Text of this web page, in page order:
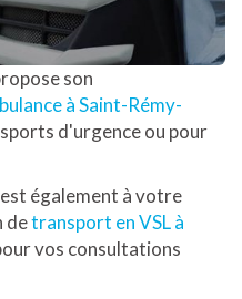
son
à Saint-Rémy-
d'urgence ou pour
est également à votre
detransport en VSL à
vos consultations